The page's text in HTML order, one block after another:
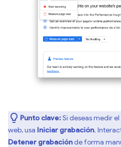
Punto clave:Si deseas medir
web, usa Iniciar grabación.
Detener grabaciónde forma